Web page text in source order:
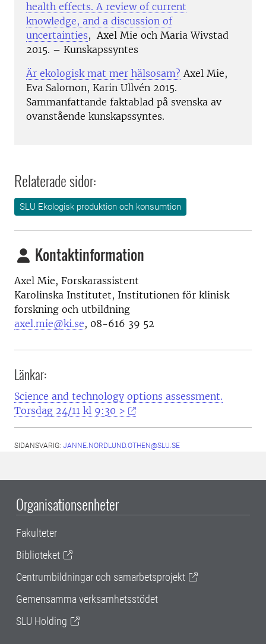
health effects. A review of current
knowledge, and a discussion of
uncertainties, Axel Mie och Maria Wivstad
2015. – Kunskapssyntes
Är ekologisk mat mer hälsosam? Axel Mie,
Eva Salomon, Karin Ullvén 2015.
Sammanfattande faktablad på svenska av
ovanstående kunskapssyntes.
Relaterade sidor:
SLU Ekologisk produktion och konsumtion
Kontaktinformation
Axel Mie, Forskarassistent
Karolinska Institutet, Institutionen för klinisk
forskning och utbildning
axel.mie@ki.se, 08-616 39 52
Länkar:
Science and technology options assessment.
Torsdag 24/11 kl 9:30 >
SIDANSVARIG: JANNE.NORDLUND.OTHEN@SLU.SE
Organisationsenheter
Fakulteter
Biblioteket
Centrumbildningar och samarbetsprojekt
Gemensamma verksamhetsstödet
SLU Holding